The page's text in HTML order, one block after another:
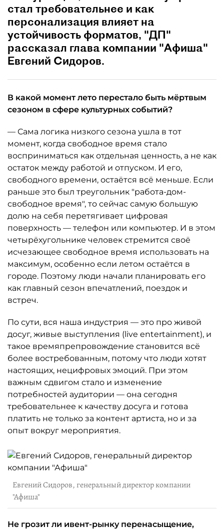
стал требовательнее и как
персонализация влияет на
устойчивость форматов, "ДП"
рассказал глава компании "Афиша"
Евгений Сидоров.
В какой момент лето перестало быть мёртвым
сезоном в сфере культурных событий?
— Сама логика низкого сезона ушла в тот
момент, когда свободное время стало
восприниматься как отдельная ценность, а не как
остаток между работой и отпуском. И его,
свободного времени, остаётся всё меньше. Если
раньше это был треугольник "работа-дом-
свободное время", то сейчас самую большую
долю на себя перетягивает цифровая
поверхность — телефон или компьютер. И в этом
четырёхугольнике человек стремится своё
исчезающее свободное время использовать на
максимум, особенно если летом остаётся в
городе. Поэтому люди начали планировать его
как главный сезон впечатлений, поездок и
встреч.
По сути, вся наша индустрия — это про живой
досуг, живые выступления (live entertainment), и
такое времяпрепровождение становится всё
более востребованным, потому что люди хотят
настоящих, нецифровых эмоций. При этом
важным сдвигом стало и изменение
потребностей аудитории — она сегодня
требовательнее к качеству досуга и готова
платить не только за контент артиста, но и за
опыт вокруг мероприятия.
Евгений Сидоров, генеральный директор компании
"Афиша"
Не грозит ли ивент-рынку перенасыщение,